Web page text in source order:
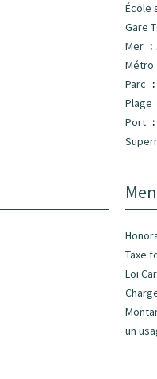
École
Gare
Mer
Métro
Parc
Plage
Port
Taxe
Loi
un